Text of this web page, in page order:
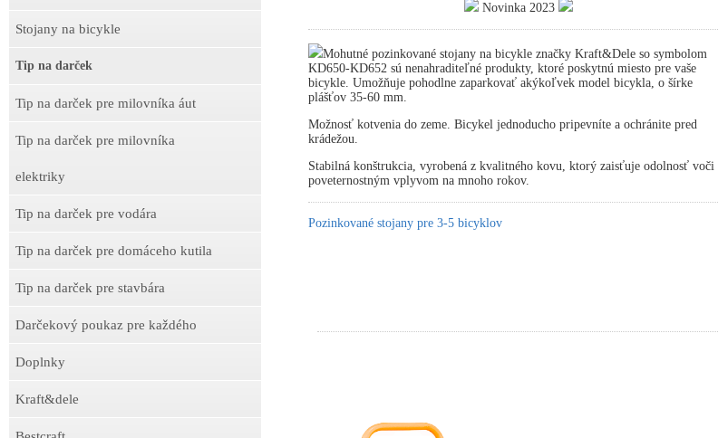
Stojany na bicykle
Tip na darček
Tip na darček pre milovníka áut
Tip na darček pre milovníka
elektriky
Tip na darček pre vodára
Tip na darček pre domáceho kutila
Tip na darček pre stavbára
Darčekový poukaz pre každého
Doplnky
Kraft&dele
Novinka 2023
Mohutné pozinkované stojany na bicykle značky Kraft&Dele so symbolom
KD650-KD652 sú nenahraditeľné produkty, ktoré poskytnú miesto pre vaše
bicykle. Umožňuje pohodlne zaparkovať akýkoľvek model bicykla, o šírke
plášťov 35-60 mm.
Možnosť kotvenia do zeme. Bicykel jednoducho pripevníte a ochránite pred
krádežou.
Stabilná konštrukcia, vyrobená z kvalitného kovu, ktorý zaisťuje odolnosť voči
poveternostným vplyvom na mnoho rokov.
Pozinkované stojany pre 3-5 bicyklov